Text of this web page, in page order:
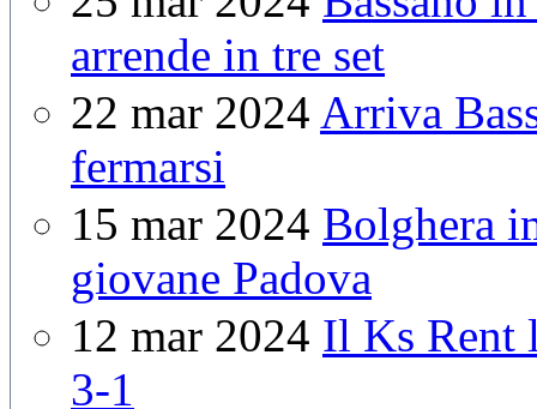
arrende in tre set
22 mar 2024 Arriva
fermarsi
15 mar 2024 Bolghera
giovane Padova
12 mar 2024 Il Ks Rent
3-1